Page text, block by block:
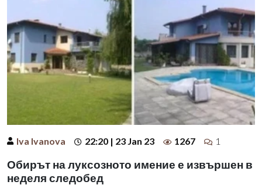
Iva Ivanova 22:20 | 23 Jan 23 1267 1
Обирът на луксозното имение е извършен в
неделя следобед